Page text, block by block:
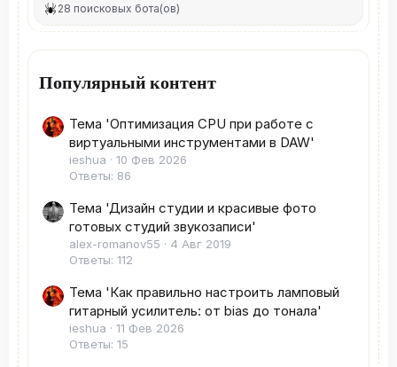
28 поисковых бота(ов)
Популярный контент
Тема 'Оптимизация CPU при работе с
виртуальными инструментами в DAW'
ieshua
10 Фев 2026
Ответы: 86
Тема 'Дизайн студии и красивые фото
готовых студий звукозаписи'
alex-romanov55
4 Авг 2019
Ответы: 112
Тема 'Как правильно настроить ламповый
гитарный усилитель: от bias до тонала'
ieshua
11 Фев 2026
Ответы: 15